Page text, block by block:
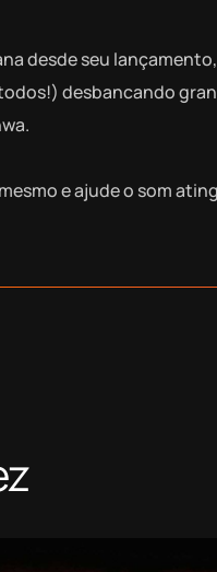
desde seu
desbancando
e ajude o som